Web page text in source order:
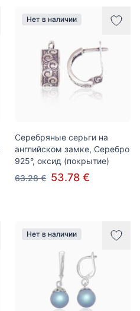
Нет в наличии
Серебряные серьги на
английском замке, Серебро
925°, оксид (покрытие)
63.28 € 53.78 €
Нет в наличии